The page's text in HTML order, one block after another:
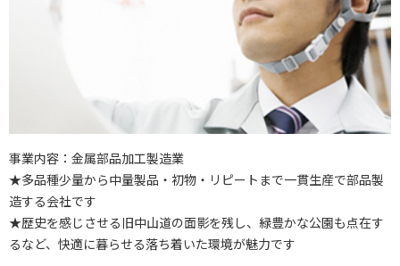
事業内容：金属部品加工製造業
★多品種少量から中量製品・初物・リピートまで一貫生産で部品製
造する会社です
★歴史を感じさせる旧中山道の面影を残し、緑豊かな公園も点在す
るなど、快適に暮らせる落ち着いた環境が魅力です